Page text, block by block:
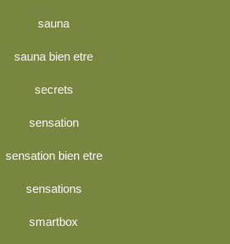
sauna
sauna bien etre
secrets
sensation
sensation bien etre
sensations
smartbox